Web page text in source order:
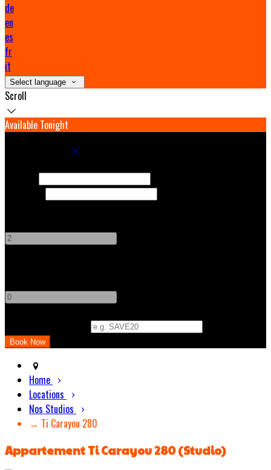
de
en
es
fr
it
Select language
Scroll
Available Tonight
Home
Locations
Nos Studios
→ Ti Carayou 280
Appartement Ti Carayou 280 (Studio)